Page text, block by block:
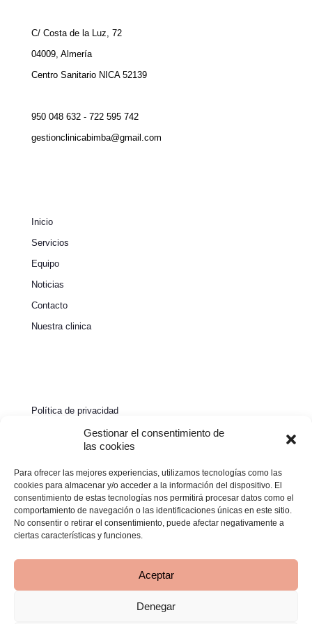
Gestionar el consentimiento de
las cookies
Para ofrecer las mejores experiencias, utilizamos tecnologías como las
cookies para almacenar y/o acceder a la información del dispositivo. El
consentimiento de estas tecnologías nos permitirá procesar datos como el
comportamiento de navegación o las identificaciones únicas en este sitio.
No consentir o retirar el consentimiento, puede afectar negativamente a
ciertas características y funciones.
Aceptar
Denegar
C/ Costa de la Luz, 72
04009, Almería
Centro Sanitario NICA 52139
950 048 632 - 722 595 742
gestionclinicabimba@gmail.com
Inicio
Servicios
Equipo
Noticias
Contacto
Nuestra clinica
Política de privacidad
Política de cookies
Declaración de accesibilidad